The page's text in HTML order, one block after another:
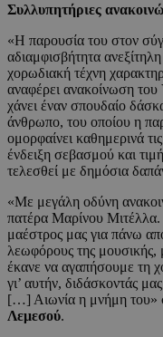
Συλλυπητήριες
«Η παρουσία του στον
αδιαμφισβήτητα
χορωδιακή τέχνη
αναφέρει ανακοίνωση του
χάνει έναν σπουδαίο
άνθρωπο, του οποίου η
ομορφαίνει καθημερινά
ένδειξη σεβασμού και
τελεσθεί με δημόσια
«Με μεγάλη οδύνη
πατέρα Μαρίνου Μιτέλλα.
μαέστρος μας για πάνω
λεωφόρους της μουσικής,
έκανε να αγαπήσουμε τη
γι’ αυτήν, διδάσκοντάς
[…] Αιωνία η μνήμη του»
Λεμεσού.